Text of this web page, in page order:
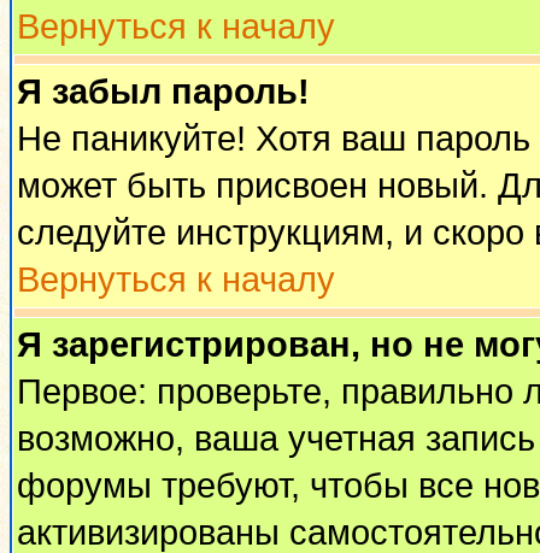
Вернуться к началу
Я забыл пароль!
Не паникуйте! Хотя ваш
может быть присвоен новый.
следуйте инструкциям, и
Вернуться к началу
Я зарегистрирован, но не
Первое: проверьте, правильно
возможно, ваша учетная
форумы требуют, чтобы все
активизированы